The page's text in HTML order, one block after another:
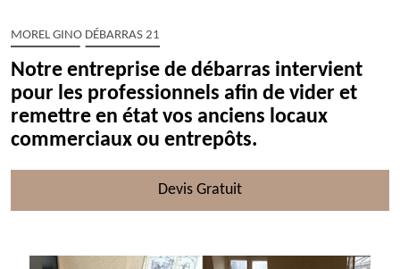
MOREL GINO DÉBARRAS 21
Notre entreprise de débarras intervient
pour les professionnels afin de vider et
remettre en état vos anciens locaux
commerciaux ou entrepôts.
Devis Gratuit